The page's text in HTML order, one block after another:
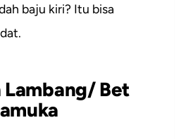
baju kiri? Itu bisa
Lambang/ Bet